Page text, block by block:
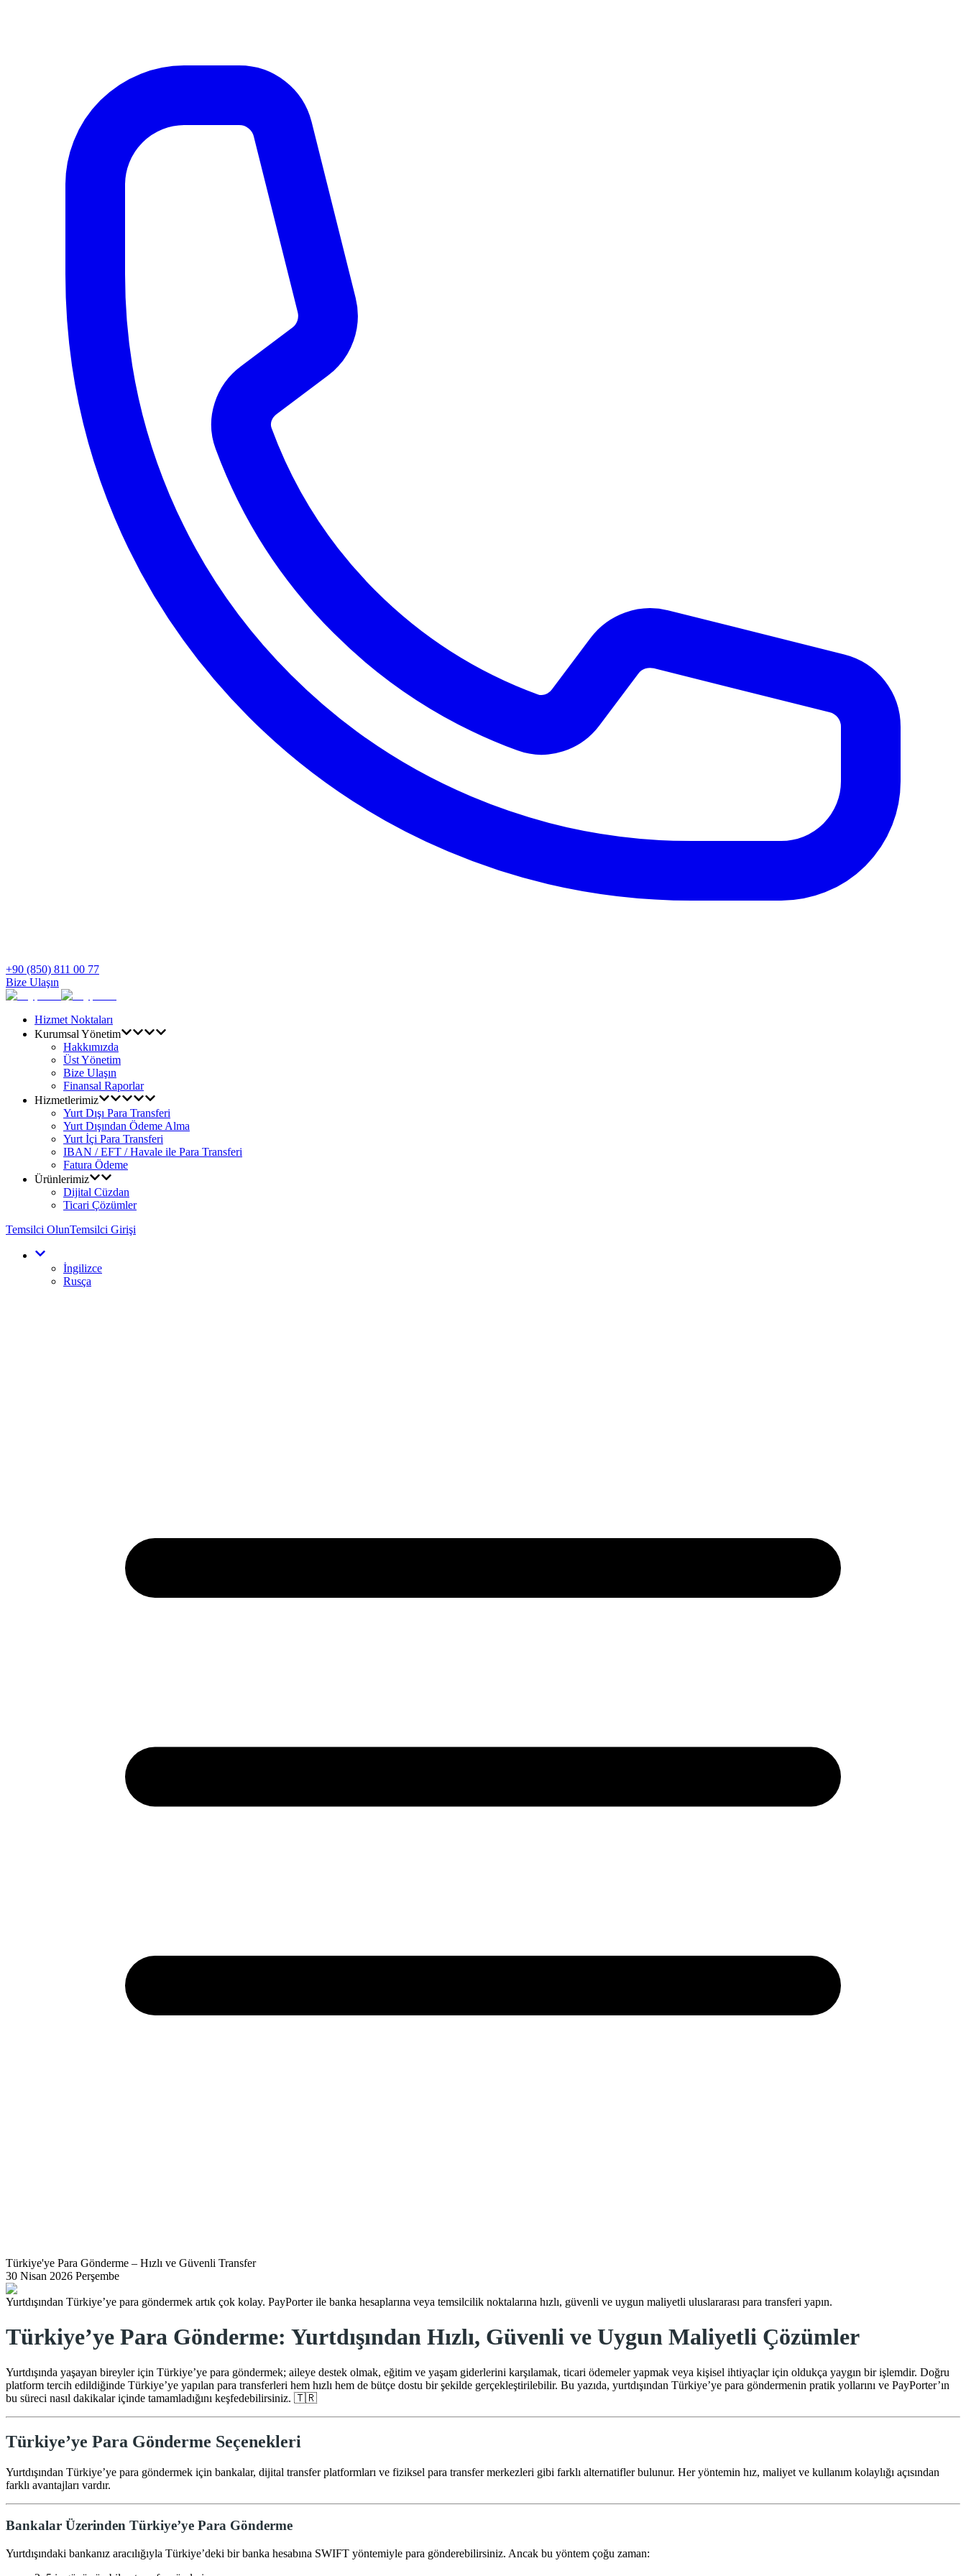
+90 (850) 811 00 77
Bize Ulaşın
Hizmet Noktaları
Kurumsal Yönetim
Hakkımızda
Üst Yönetim
Bize Ulaşın
Finansal Raporlar
Hizmetlerimiz
Yurt Dışı Para Transferi
Yurt Dışından Ödeme Alma
Yurt İçi Para Transferi
IBAN / EFT / Havale ile Para Transferi
Fatura Ödeme
Ürünlerimiz
Dijital Cüzdan
Ticari Çözümler
Temsilci OlunTemsilci Girişi
İngilizce
Rusça
Türkiye'ye Para Gönderme – Hızlı ve Güvenli Transfer
30 Nisan 2026 Perşembe
Yurtdışından Türkiye’ye para göndermek artık çok kolay. PayPorter ile banka hesaplarına veya temsilcilik noktalarına hızlı, güvenli ve uygun maliyetli uluslararası para transferi yapın.
Türkiye’ye Para Gönderme: Yurtdışından Hızlı, Güvenli ve Uygun Maliyetli Çözümler
Yurtdışında yaşayan bireyler için Türkiye’ye para göndermek; aileye destek olmak, eğitim ve yaşam giderlerini karşılamak, ticari ödemeler yapmak veya kişisel ihtiyaçlar için oldukça yaygın bir işlemdir. Doğru
platform tercih edildiğinde Türkiye’ye yapılan para transferleri hem hızlı hem de bütçe dostu bir şekilde gerçekleştirilebilir. Bu yazıda, yurtdışından Türkiye’ye para göndermenin pratik yollarını ve PayPorter’ın
bu süreci nasıl dakikalar içinde tamamladığını keşfedebilirsiniz. 🇹🇷
Türkiye’ye Para Gönderme Seçenekleri
Yurtdışından Türkiye’ye para göndermek için bankalar, dijital transfer platformları ve fiziksel para transfer merkezleri gibi farklı alternatifler bulunur. Her yöntemin hız, maliyet ve kullanım kolaylığı açısından
farklı avantajları vardır.
Bankalar Üzerinden Türkiye’ye Para Gönderme
Yurtdışındaki bankanız aracılığıyla Türkiye’deki bir banka hesabına SWIFT yöntemiyle para gönderebilirsiniz. Ancak bu yöntem çoğu zaman: